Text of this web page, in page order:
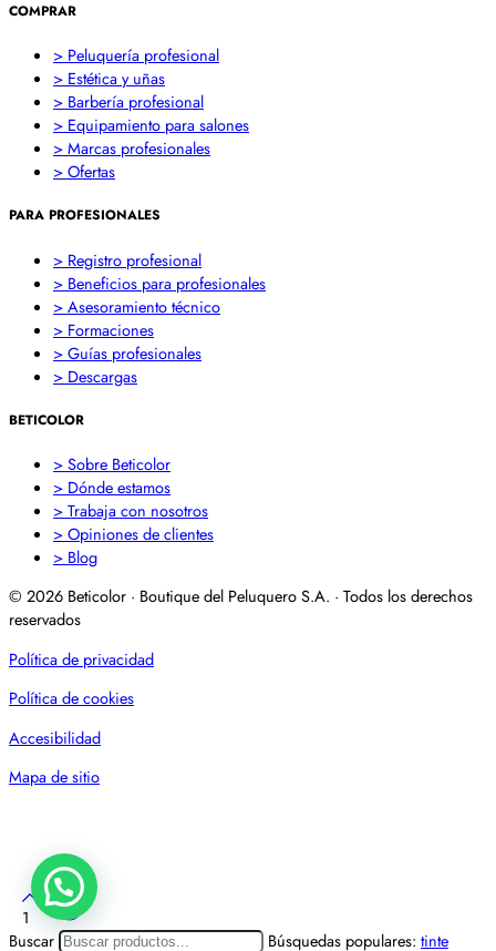
COMPRAR
> Peluquería profesional
> Estética y uñas
> Barbería profesional
> Equipamiento para salones
> Marcas profesionales
> Ofertas
PARA PROFESIONALES
> Registro profesional
> Beneficios para profesionales
> Asesoramiento técnico
> Formaciones
> Guías profesionales
> Descargas
BETICOLOR
> Sobre Beticolor
> Dónde estamos
> Trabaja con nosotros
> Opiniones de clientes
> Blog
© 2026 Beticolor · Boutique del Peluquero S.A. · Todos los derechos
reservados
Política de privacidad
Política de cookies
Accesibilidad
Mapa de sitio
Buscar Búsquedas populares: tinte
1